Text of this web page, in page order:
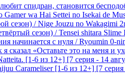
спидран, становится
wa Hai Settei no Isekai de
сезон) / Nige Jouzu no Wakagimi
сезон) / Tensei shitara
начинается с нуля / Ryoumin 0-
сказал «Оставьте это на меня и
[1-6 из 12+] [7 серия - 14
Carameliser [1-6 из 12+] [7 серия